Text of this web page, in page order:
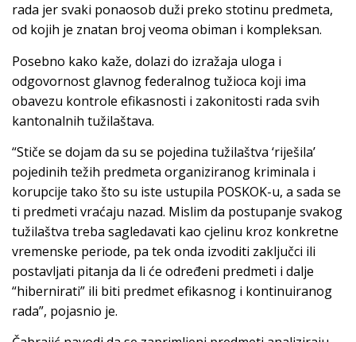
rada jer svaki ponaosob duži preko stotinu predmeta,
od kojih je znatan broj veoma obiman i kompleksan.
Posebno kako kaže, dolazi do izražaja uloga i
odgovornost glavnog federalnog tužioca koji ima
obavezu kontrole efikasnosti i zakonitosti rada svih
kantonalnih tužilaštava.
“Stiče se dojam da su se pojedina tužilaštva ‘riješila’
pojedinih težih predmeta organiziranog kriminala i
korupcije tako što su iste ustupila POSKOK-u, a sada se
ti predmeti vraćaju nazad. Mislim da postupanje svakog
tužilaštva treba sagledavati kao cjelinu kroz konkretne
vremenske periode, pa tek onda izvoditi zaključci ili
postavljati pitanja da li će određeni predmeti i dalje
“hibernirati” ili biti predmet efikasnog i kontinuiranog
rada”, pojasnio je.